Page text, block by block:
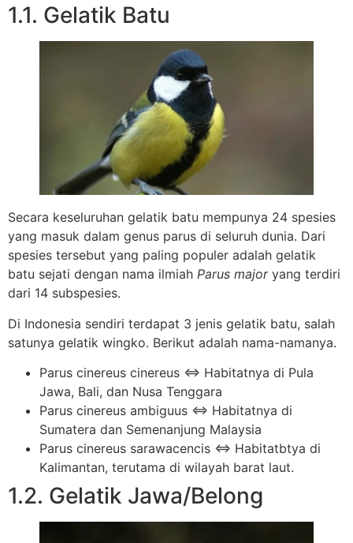
1.1. Gelatik Batu
Secara keseluruhan gelatik batu mempunya 24 spesies
yang masuk dalam genus parus di seluruh dunia. Dari
spesies tersebut yang paling populer adalah gelatik
batu sejati dengan nama ilmiah Parus majoryang terdiri
dari 14 subspesies.
Di Indonesia sendiri terdapat 3 jenis gelatik batu, salah
satunya gelatik wingko. Berikut adalah nama-namanya.
Parus cinereus cinereus ⇔ Habitatnya di Pula
Jawa, Bali, dan Nusa Tenggara
Parus cinereus ambiguus ⇔ Habitatnya di
Sumatera dan Semenanjung Malaysia
Parus cinereus sarawacencis ⇔ Habitatbtya di
Kalimantan, terutama di wilayah barat laut.
1.2. Gelatik Jawa/Belong